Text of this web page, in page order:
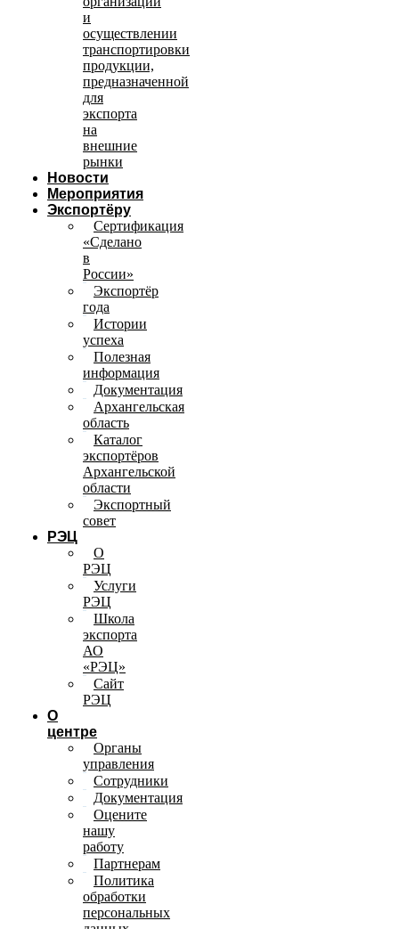
и
осуществлении
транспортировки
продукции,
предназначенной
для
экспорта
на
внешние
рынки
Новости
Мероприятия
Экспортёру
Сертификация
«Сделано
в
России»
Экспортёр
года
Истории
успеха
Полезная
информация
Документация
Архангельская
область
Каталог
экспортёров
Архангельской
области
Экспортный
совет
РЭЦ
О
РЭЦ
Услуги
РЭЦ
Школа
экспорта
АО
«РЭЦ»
Сайт
РЭЦ
О
центре
Органы
управления
Сотрудники
Документация
Оцените
нашу
работу
Партнерам
Политика
обработки
персональных